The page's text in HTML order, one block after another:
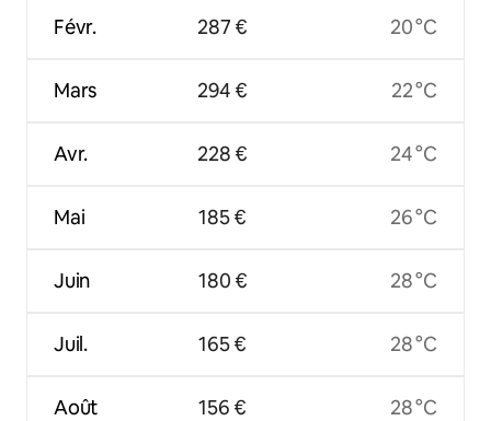
Févr.
Mars
Avr.
Mai
Juin
Juil.
Août
287 €
294 €
228 €
185 €
180 €
165 €
156 €
20 °C
22 °C
24 °C
26 °C
28 °C
28 °C
28 °C